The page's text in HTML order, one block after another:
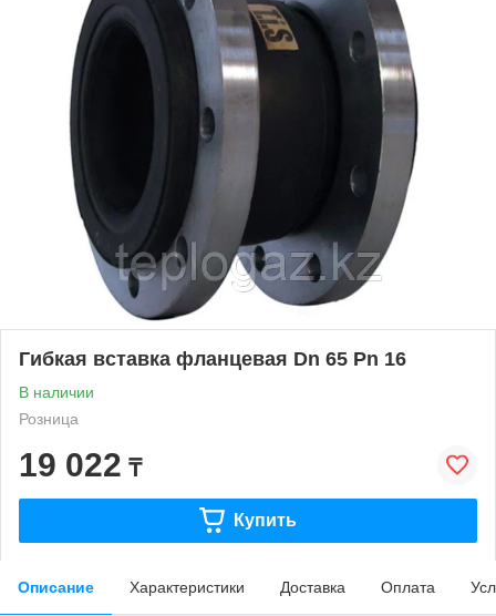
Гибкая вставка фланцевая Dn 65 Pn 16
В наличии
Розница
19 022 ₸
Купить
Описание Характеристики Доставка Оплата